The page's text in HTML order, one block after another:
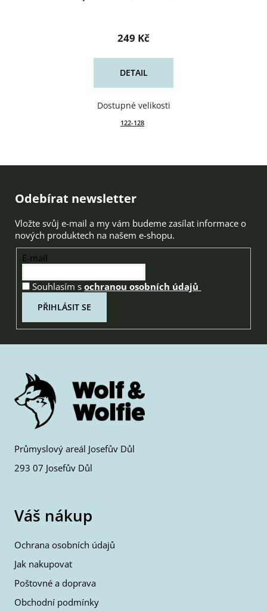
249 Kč
DETAIL
122-128
Zápatí
Odebírat newsletter
Vložte svůj e-mail a my vám budeme zasílat informace o
nových produktech na našem e-shopu.
E-mail
Souhlasím sochranou osobních údajů
PŘIHLÁSIT SE
Průmyslový areál Josefův Důl
293 07 Josefův Důl
Váš nákup
Ochrana osobních údajů
Jak nakupovat
Poštovné a doprava
Obchodní podmínky